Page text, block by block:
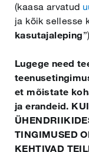
(kaasa arvatud
ja kõik sellesse
kasutajaleping
Lugege need
et mõistate
ja erandeid.
TINGIMUSED
KEHTIVAD
Eesti